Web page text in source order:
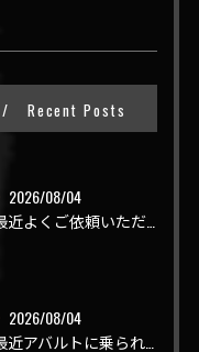
Recent Posts
2026/08/04
2026/08/04